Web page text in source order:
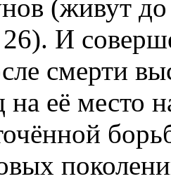
(живут
И
смерти
её место